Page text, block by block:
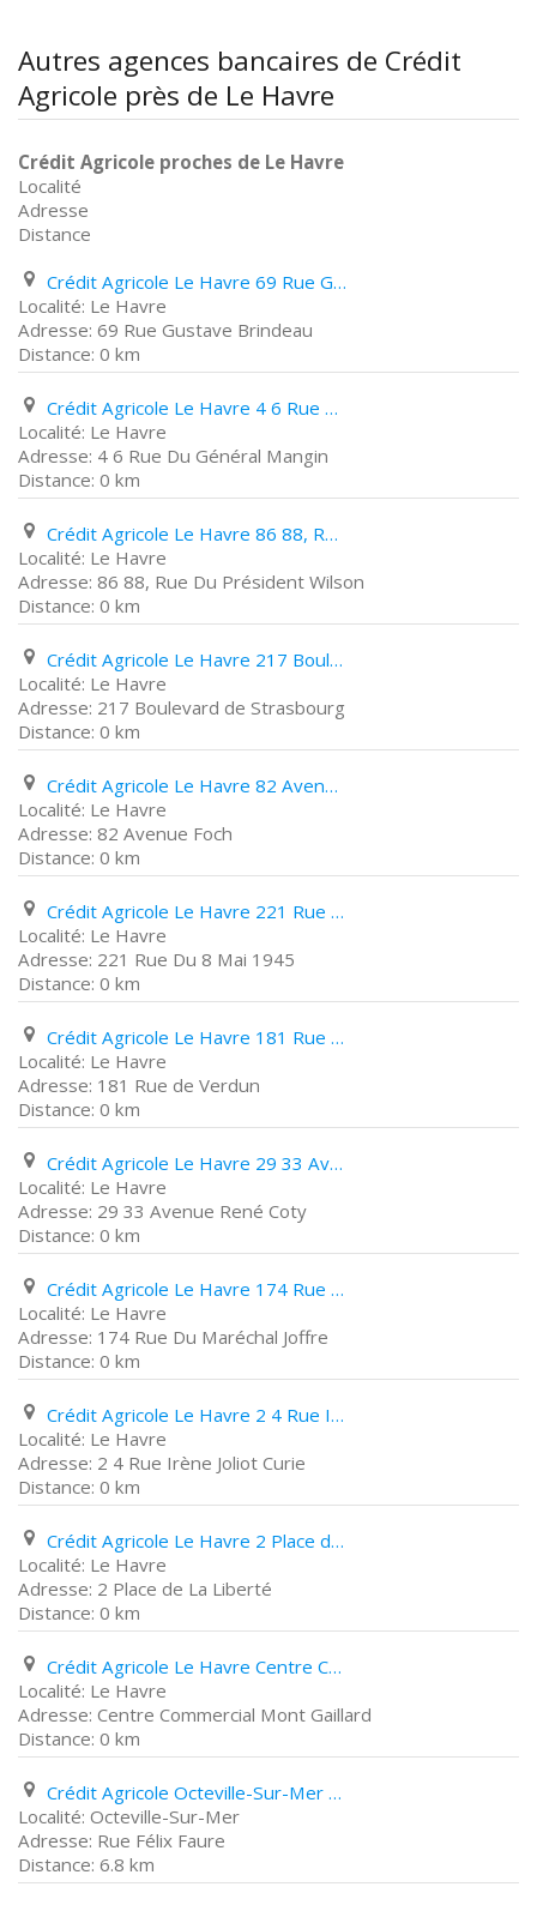
Autres agences bancaires de Crédit
Agricole près de Le Havre
Crédit Agricole proches de Le Havre
Localité
Adresse
Distance
Crédit Agricole Le Havre 69 Rue Gustave Brindeau
Le Havre
69 Rue Gustave Brindeau
0 km
Crédit Agricole Le Havre 4 6 Rue Du Général Mangin
Le Havre
4 6 Rue Du Général Mangin
0 km
Crédit Agricole Le Havre 86 88, Rue Du Président Wilson
Le Havre
86 88, Rue Du Président Wilson
0 km
Crédit Agricole Le Havre 217 Boulevard de Strasbourg
Le Havre
217 Boulevard de Strasbourg
0 km
Crédit Agricole Le Havre 82 Avenue Foch
Le Havre
82 Avenue Foch
0 km
Crédit Agricole Le Havre 221 Rue Du 8 Mai 1945
Le Havre
221 Rue Du 8 Mai 1945
0 km
Crédit Agricole Le Havre 181 Rue de Verdun
Le Havre
181 Rue de Verdun
0 km
Crédit Agricole Le Havre 29 33 Avenue René Coty
Le Havre
29 33 Avenue René Coty
0 km
Crédit Agricole Le Havre 174 Rue Du Maréchal Joffre
Le Havre
174 Rue Du Maréchal Joffre
0 km
Crédit Agricole Le Havre 2 4 Rue Irène Joliot Curie
Le Havre
2 4 Rue Irène Joliot Curie
0 km
Crédit Agricole Le Havre 2 Place de La Liberté
Le Havre
2 Place de La Liberté
0 km
Crédit Agricole Le Havre Centre Commercial Mont Gaillard
Le Havre
Centre Commercial Mont Gaillard
0 km
Crédit Agricole Octeville-Sur-Mer Rue Félix Faure
Octeville-Sur-Mer
Rue Félix Faure
6.8 km